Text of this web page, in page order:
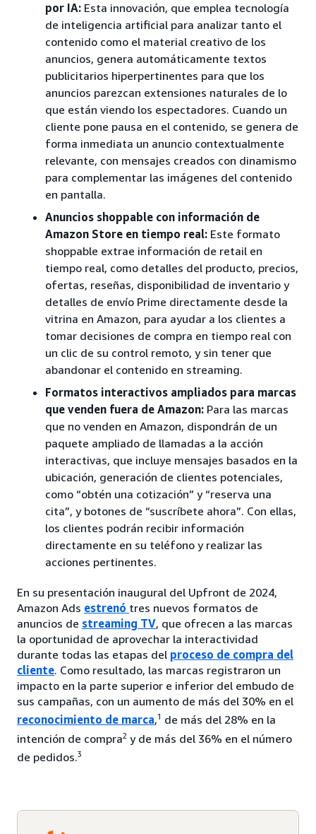
por IA: Esta innovación, que emplea tecnología
de inteligencia artificial para analizar tanto el
contenido como el material creativo de los
anuncios, genera automáticamente textos
publicitarios hiperpertinentes para que los
anuncios parezcan extensiones naturales de lo
que están viendo los espectadores. Cuando un
cliente pone pausa en el contenido, se genera de
forma inmediata un anuncio contextualmente
relevante, con mensajes creados con dinamismo
para complementar las imágenes del contenido
en pantalla.
Anuncios shoppable con información de
Amazon Store en tiempo real: Este formato
shoppable extrae información de retail en
tiempo real, como detalles del producto, precios,
ofertas, reseñas, disponibilidad de inventario y
detalles de envío Prime directamente desde la
vitrina en Amazon, para ayudar a los clientes a
tomar decisiones de compra en tiempo real con
un clic de su control remoto, y sin tener que
abandonar el contenido en streaming.
Formatos interactivos ampliados para marcas
que venden fuera de Amazon: Para las marcas
que no venden en Amazon, dispondrán de un
paquete ampliado de llamadas a la acción
interactivas, que incluye mensajes basados en la
ubicación, generación de clientes potenciales,
como “obtén una cotización” y “reserva una
cita”, y botones de “suscríbete ahora”. Con ellas,
los clientes podrán recibir información
directamente en su teléfono y realizar las
acciones pertinentes.
En su presentación inaugural del Upfront de 2024,
Amazon Ads estrenó tres nuevos formatos de
anuncios de streaming TV, que ofrecen a las marcas
la oportunidad de aprovechar la interactividad
durante todas las etapas del proceso de compra del
cliente. Como resultado, las marcas registraron un
impacto en la parte superior e inferior del embudo de
sus campañas, con un aumento de más del 30% en el
reconocimiento de marca,1 de más del 28% en la
intención de compra2 y de más del 36% en el número
de pedidos.3